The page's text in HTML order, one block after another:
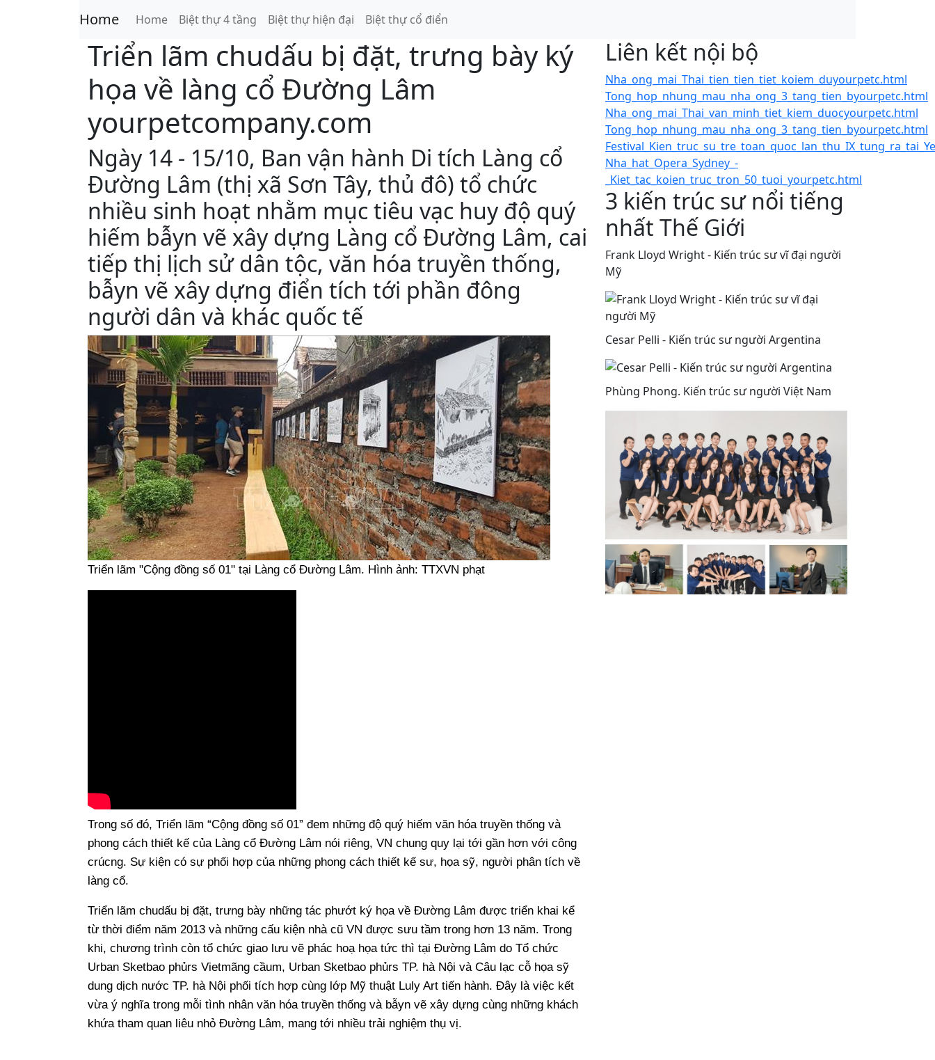
Home Home Biệt thự 4 tầng Biệt thự hiện đại Biệt thự cổ điển
Triển lãm chudấu bị đặt, trưng bày ký
họa về làng cổ Đường Lâm
yourpetcompany.com
Ngày 14 - 15/10, Ban vận hành Di tích Làng cổ
Đường Lâm (thị xã Sơn Tây, thủ đô) tổ chức
nhiều sinh hoạt nhằm mục tiêu vạc huy độ quý
hiếm bẫyn vẽ xây dựng Làng cổ Đường Lâm, cai
tiếp thị lịch sử dân tộc, văn hóa truyền thống,
bẫyn vẽ xây dựng điển tích tới phần đông
người dân và khác quốc tế
Triển lãm "Cộng đồng số 01" tại Làng cổ Đường Lâm. Hình ảnh: TTXVN phạt
Trong số đó, Triển lãm “Cộng đồng số 01” đem những độ quý hiếm văn hóa truyền thống và
phong cách thiết kế của Làng cổ Đường Lâm nói riêng, VN chung quy lại tới gần hơn với công
crúcng. Sự kiện có sự phối hợp của những phong cách thiết kế sư, họa sỹ, người phân tích về
làng cổ.
Triển lãm chudấu bị đặt, trưng bày những tác phướt ký họa về Đường Lâm được triển khai kể
từ thời điểm năm 2013 và những cấu kiện nhà cũ VN được sưu tầm trong hơn 13 năm. Trong
khi, chương trình còn tổ chức giao lưu vẽ phác hoạ họa tức thì tại Đường Lâm do Tổ chức
Urban Sketbao phủrs Vietmãng cầum, Urban Sketbao phủrs TP. hà Nội và Câu lạc cỗ họa sỹ
dung dịch nước TP. hà Nội phối tích hợp cùng lớp Mỹ thuật Luly Art tiến hành. Đây là việc kết
vừa ý nghĩa trong mỗi tình nhân văn hóa truyền thống và bẫyn vẽ xây dựng cùng những khách
khứa tham quan liêu nhỏ Đường Lâm, mang tới nhiều trải nghiệm thụ vị.
Liên kết nội bộ
Nha_ong_mai_Thai_tien_tien_tiet_koiem_duyourpetc.html
Tong_hop_nhung_mau_nha_ong_3_tang_tien_byourpetc.html
Nha_ong_mai_Thai_van_minh_tiet_kiem_duocyourpetc.html
Tong_hop_nhung_mau_nha_ong_3_tang_tien_byourpetc.html
Nha_hat_Opera_Sydney_-
_Kiet_tac_koien_truc_tron_50_tuoi_yourpetc.html
3 kiến trúc sư nổi tiếng
nhất Thế Giới
Frank Lloyd Wright - Kiến trúc sư vĩ đại người
Mỹ
Cesar Pelli - Kiến trúc sư người Argentina
Phùng Phong. Kiến trúc sư người Việt Nam